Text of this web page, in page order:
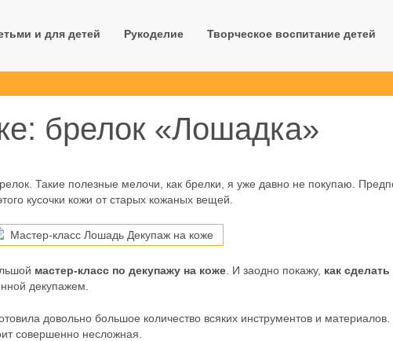
и для детей Рукоделие Творческое воспитание детей
брелок «Лошадка»
Такие полезные мелочи, как брелки, я уже давно не покупаю.
кусочки кожи от старых кожаных вещей.
мастер-класс по декупажу на коже . И заодно покажу, как сделать
декупажем.
довольно большое количество всяких инструментов и материалов.
совершенно несложная.